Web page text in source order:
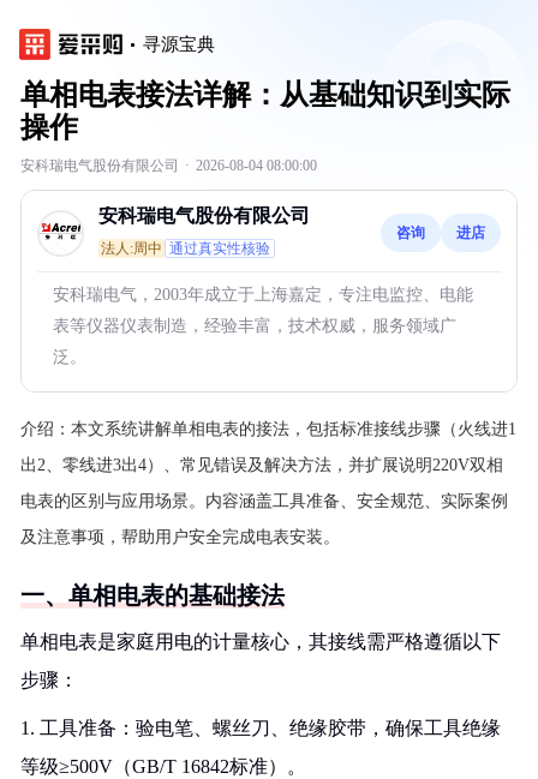
寻源宝典
单相电表接法详解：从基础知识到实际
操作
安科瑞电气股份有限公司 · 2026-08-04 08:00:00
安科瑞电气股份有限公司
法人:周中 通过真实性核验
咨询 进店
安科瑞电气，2003年成立于上海嘉定，专注电监控、电能
表等仪器仪表制造，经验丰富，技术权威，服务领域广
泛。
介绍： 本文系统讲解单相电表的接法，包括标准接线步骤（火线进1
出2、零线进3出4）、常见错误及解决方法，并扩展说明220V双相
电表的区别与应用场景。内容涵盖工具准备、安全规范、实际案例
及注意事项，帮助用户安全完成电表安装。
一、单相电表的基础接法
单相电表是家庭用电的计量核心，其接线需严格遵循以下
步骤：
1. 工具准备：验电笔、螺丝刀、绝缘胶带，确保工具绝缘
等级≥500V（GB/T 16842标准）。